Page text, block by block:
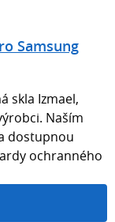
Samsung
skla Izmael,
Naším
dostupnou
ochranného